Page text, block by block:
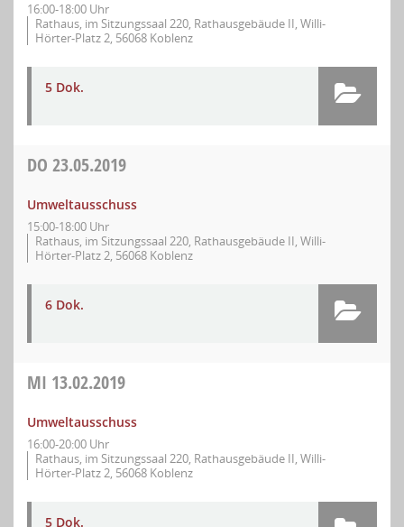
16:00-18:00 Uhr
Rathaus, im Sitzungssaal 220, Rathausgebäude II, Willi-
Hörter-Platz 2, 56068 Koblenz
5 Dok.
DO 23.05.2019
Umweltausschuss
15:00-18:00 Uhr
Rathaus, im Sitzungssaal 220, Rathausgebäude II, Willi-
Hörter-Platz 2, 56068 Koblenz
6 Dok.
MI 13.02.2019
Umweltausschuss
16:00-20:00 Uhr
Rathaus, im Sitzungssaal 220, Rathausgebäude II, Willi-
Hörter-Platz 2, 56068 Koblenz
5 Dok.